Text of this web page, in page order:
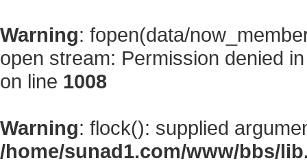
Warning: fopen(data/
open stream: Permission denied
on line 1008
Warning: flock(): supplied
/home/sunad1.com/www/bbs/